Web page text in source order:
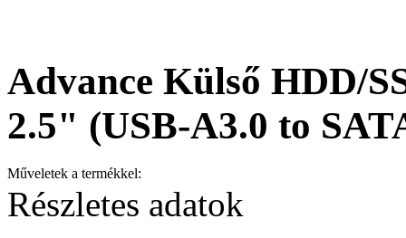
Advance Külső HDD/
2.5" (USB-A3.0 to
Műveletek a termékkel:
Részletes adatok